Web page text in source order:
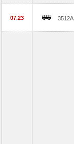
07.23 3512A